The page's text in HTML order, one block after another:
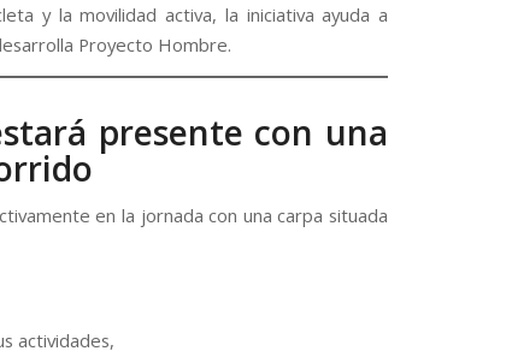
y la movilidad activa, la iniciativa ayuda a
Proyecto Hombre.
presente con una
en la jornada con una carpa situada
actividades,